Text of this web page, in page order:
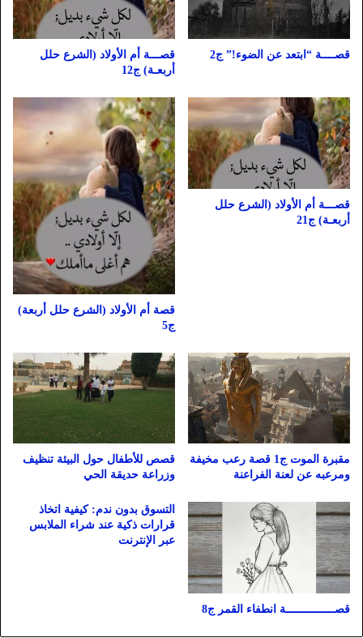
قصــــة “ابتعد عن الضوء!” ج2
قصـــة أم الأولاد (الشرع حلل
أربعـة) ج12
قصـــة أم الأولاد (الشرع حلل
أربعـة) ج21
قصة أم الأولاد (الشرع حلل أربعة)
ج5
مقبرة الموت ج1 قصة رعب مخيفة
ومرعبه عن لعنة الفراعنة
قصص للأطفال حول البيئة تنظيف
وزراعة حديقة الحي
قصـــــــــــــــة انطفاء القمر ج8
التسوق بدون ندم: كيفية اتخاذ
قرارات ذكية عند شراء الملابس
عبر الإنترنت